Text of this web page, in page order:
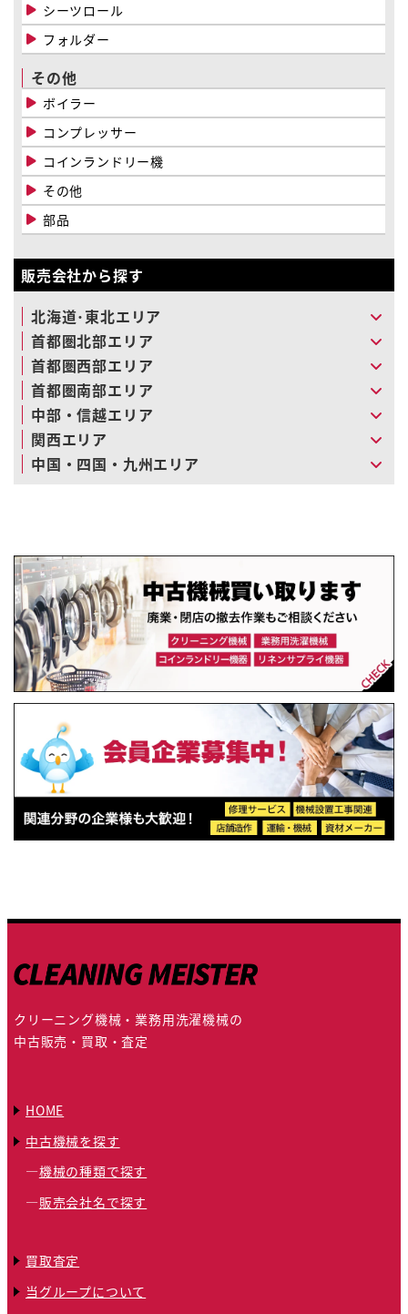
シーツロール
フォルダー
その他
ボイラー
コンプレッサー
コインランドリー機
その他
部品
販売会社から探す
北海道･東北エリア
首都圏北部エリア
首都圏西部エリア
首都圏南部エリア
中部・信越エリア
関西エリア
中国・四国・九州エリア
クリーニング機械・業務用洗濯機械の
中古販売・買取・査定
HOME
中古機械を探す
機械の種類で探す
販売会社名で探す
買取査定
当グループについて